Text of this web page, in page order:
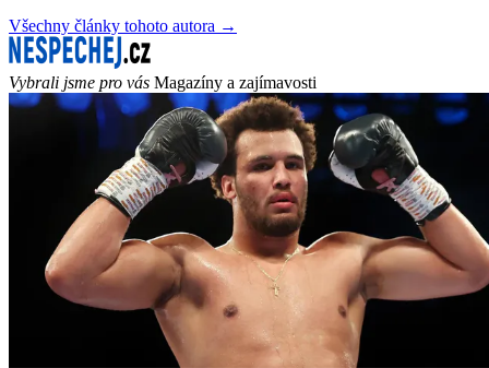
Všechny články tohoto autora →
Vybrali jsme pro vás Magazíny a zajímavosti